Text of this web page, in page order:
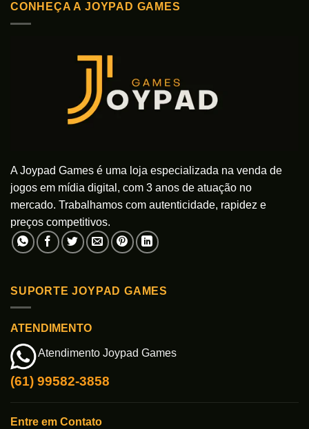
CONHEÇA A JOYPAD GAMES
A Joypad Games é uma loja especializada na venda de
jogos em mídia digital, com 3 anos de atuação no
mercado. Trabalhamos com autenticidade, rapidez e
preços competitivos.
SUPORTE JOYPAD GAMES
ATENDIMENTO
Atendimento Joypad Games
(61) 99582-3858
Entre em Contato